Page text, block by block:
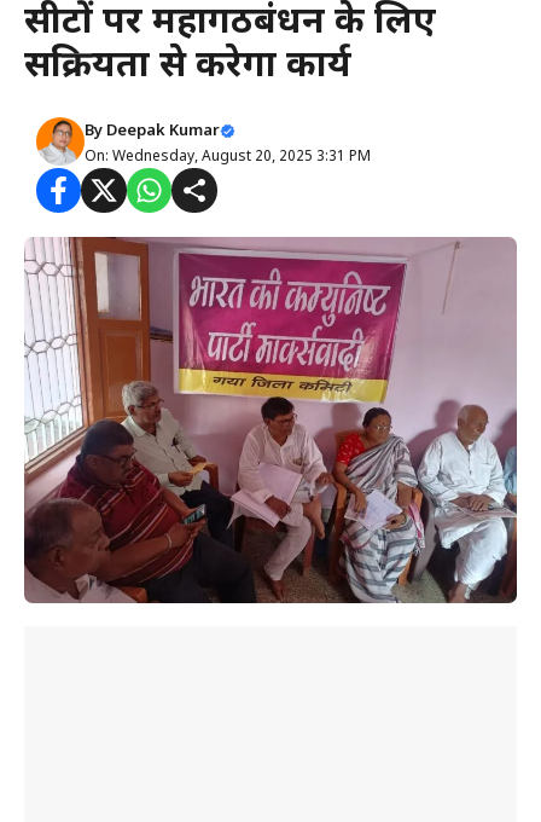
सीटों पर महागठबंधन के लिए
सक्रियता से करेगा कार्य
By Deepak Kumar
On: Wednesday, August 20, 2025 3:31 PM